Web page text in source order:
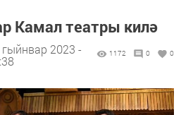
Камал театры килә
гыйнвар 2023 -
1172 0 0